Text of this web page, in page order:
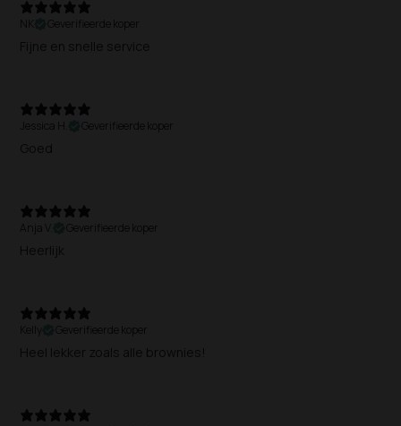
NK Geverifieerde koper
Fijne en snelle service
Jessica H. Geverifieerde koper
Goed
Anja V. Geverifieerde koper
Heerlijk
Kelly Geverifieerde koper
Heel lekker zoals alle brownies!